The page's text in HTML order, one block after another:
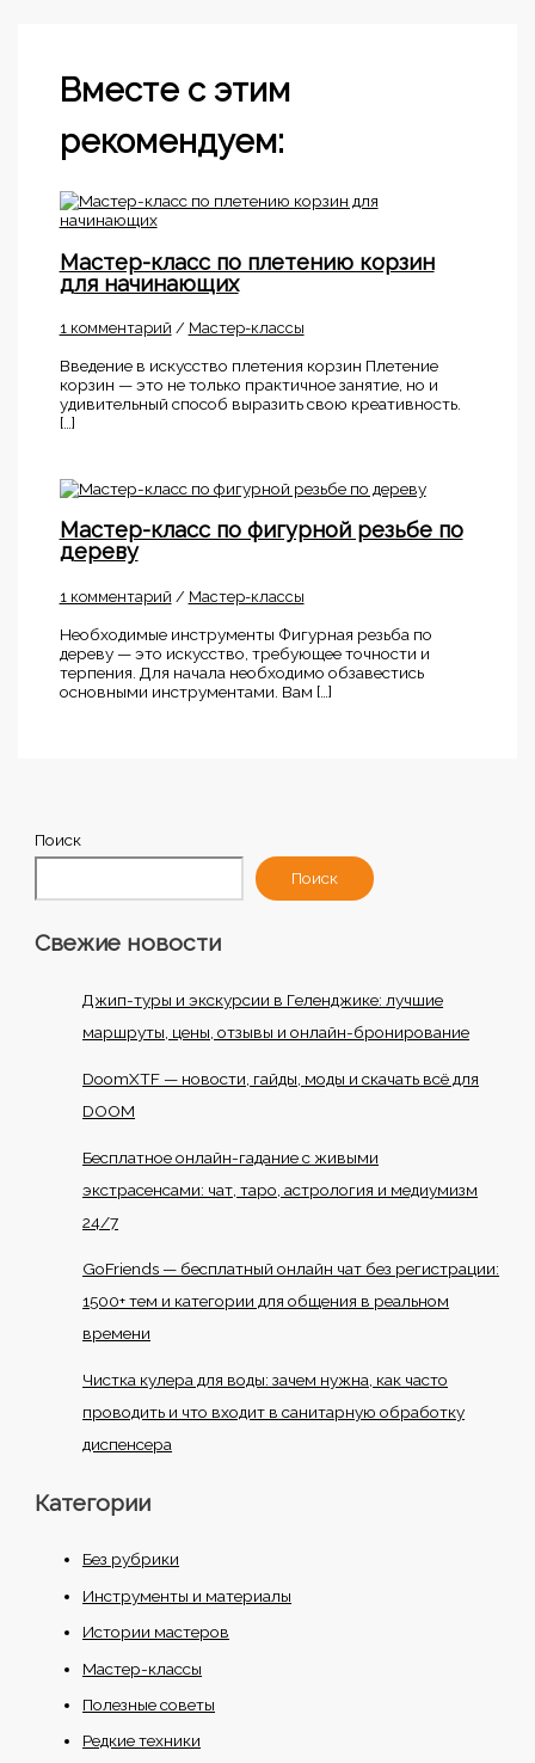
Вместе с этим
рекомендуем:
Мастер-класс по плетению корзин
для начинающих
1 комментарий / Мастер-классы
Введение в искусство плетения корзин Плетение
корзин — это не только практичное занятие, но и
удивительный способ выразить свою креативность.
[…]
Мастер-класс по фигурной резьбе по
дереву
1 комментарий / Мастер-классы
Необходимые инструменты Фигурная резьба по
дереву — это искусство, требующее точности и
терпения. Для начала необходимо обзавестись
основными инструментами. Вам […]
Поиск
Поиск
Свежие новости
Джип-туры и экскурсии в Геленджике: лучшие
маршруты, цены, отзывы и онлайн-бронирование
DoomXTF — новости, гайды, моды и скачать всё для
DOOM
Бесплатное онлайн-гадание с живыми
экстрасенсами: чат, таро, астрология и медиумизм
24/7
GoFriends — бесплатный онлайн чат без регистрации:
1500+ тем и категории для общения в реальном
времени
Чистка кулера для воды: зачем нужна, как часто
проводить и что входит в санитарную обработку
диспенсера
Категории
Без рубрики
Инструменты и материалы
Истории мастеров
Мастер-классы
Полезные советы
Редкие техники